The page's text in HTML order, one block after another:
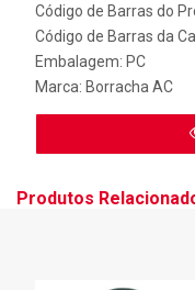
Código de Barras do
Código de Barras da
Embalagem: PC
Marca: Borracha AC
Produtos